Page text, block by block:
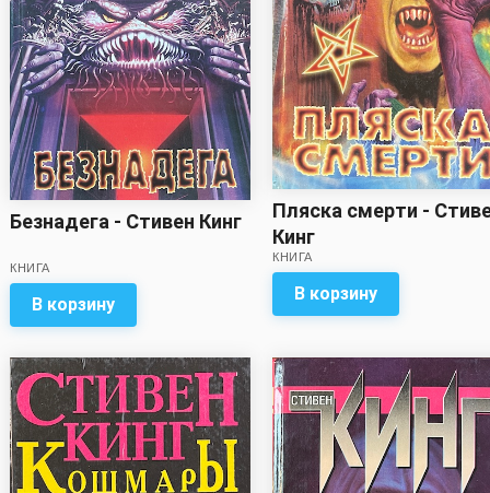
Безнадега - Стивен Кинг
КНИГА
В корзину
Пляска смерти -
Кинг
КНИГА
В корзину